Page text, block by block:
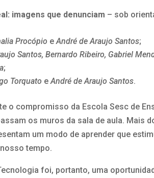
imagens que denunciam – sob
Procópio eAndré de Araujo Santos;
Santos, Bernardo Ribeiro, Gabriel
;
Torquato eAndré de Araujo Santos.
o compromisso da Escola Sesc de
os muros da sala de aula. Mais
um modo de aprender que
tempo.
foi, portanto, uma